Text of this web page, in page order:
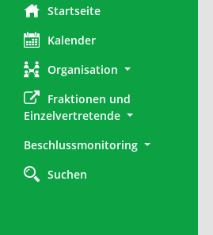
Startseite
Kalender
Organisation
Fraktionen und
Einzelvertretende
Beschlussmonitoring
Suchen